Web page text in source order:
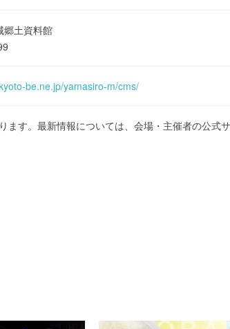
郷土資料館
be.ne.jp/yamasiro-m/cms/
す。最新情報については、会場・主催者の公式